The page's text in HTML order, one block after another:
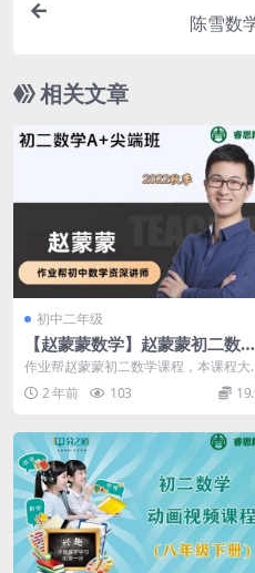
陈雪数
相关文章
初中二年级
【赵蒙蒙数学】赵蒙蒙初二数学
A+尖端班-2022秋季
作业帮赵蒙蒙初二数学课程，本课程大
小16.10GB，包含MP4/PDF视频、课
件...2 年前 103